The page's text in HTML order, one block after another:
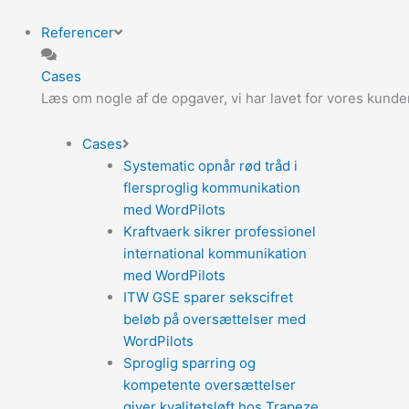
Referencer
Cases
Læs om nogle af de opgaver, vi har lavet for vores
Cases
Systematic opnår rød tråd i
flersproglig kommunikation
med WordPilots
Kraftvaerk sikrer professionel
international kommunikation
med WordPilots
ITW GSE sparer sekscifret
beløb på oversættelser med
WordPilots
Sproglig sparring og
kompetente oversættelser